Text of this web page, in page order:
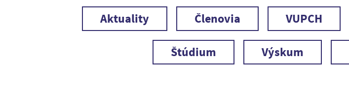
Aktuality Členovia VUPCH
Štúdium Výskum